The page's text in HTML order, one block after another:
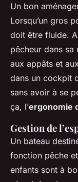
Un bon
Lorsqu’un gros
doit être fluide.
pêcheur dans
aux appâts et
dans un cockpit
sans avoir à se
ça, l’ergonomie
Gestion de
Un bateau
fonction pêche
enfants sont à